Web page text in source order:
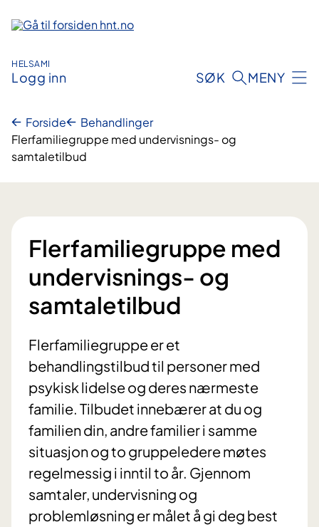
innhold
HELSAMI
Logg inn SØK MENY
Forside
Behandlinger
Flerfamiliegruppe med undervisnings- og
samtaletilbud
Flerfamiliegruppe med
undervisnings- og
samtaletilbud
Flerfamiliegruppe er et
behandlingstilbud til personer med
psykisk lidelse og deres nærmeste
familie. Tilbudet innebærer at du og
familien din, andre familier i samme
situasjon og to gruppeledere møtes
regelmessig i inntil to år. Gjennom
samtaler, undervisning og
problemløsning er målet å gi deg best